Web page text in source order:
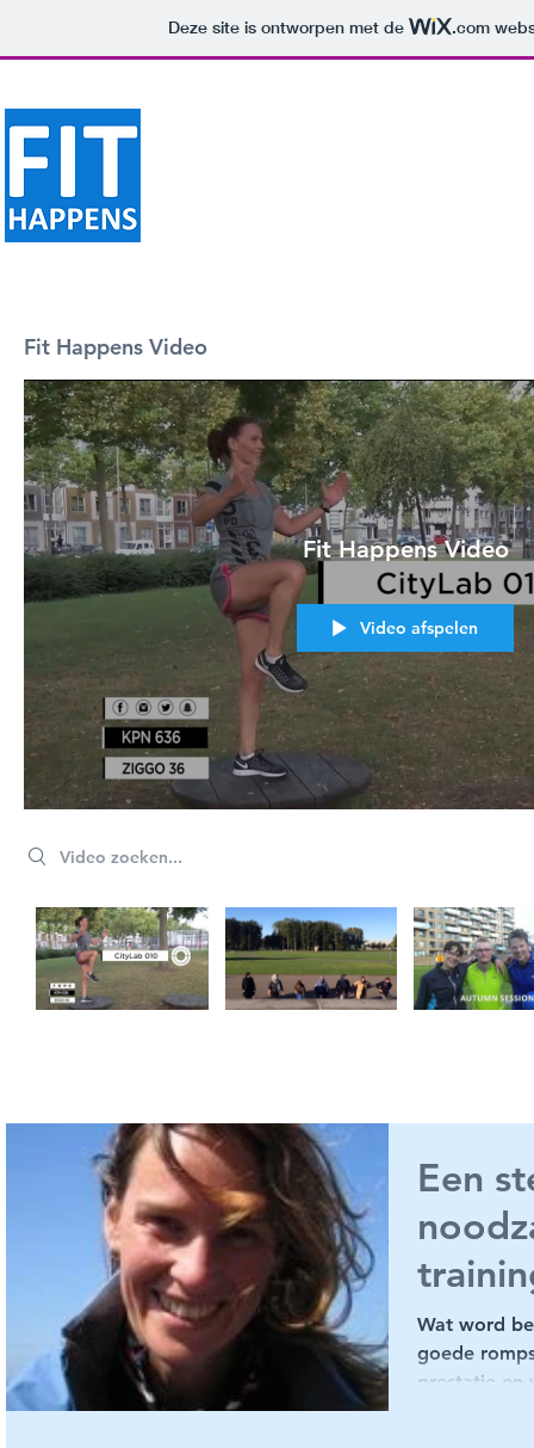
Deze site is ontworpen met de .com
Fit Happens Video
Fit Happens Video
Video afspelen
Search videos
Een
Wat word
goede
prestatie en